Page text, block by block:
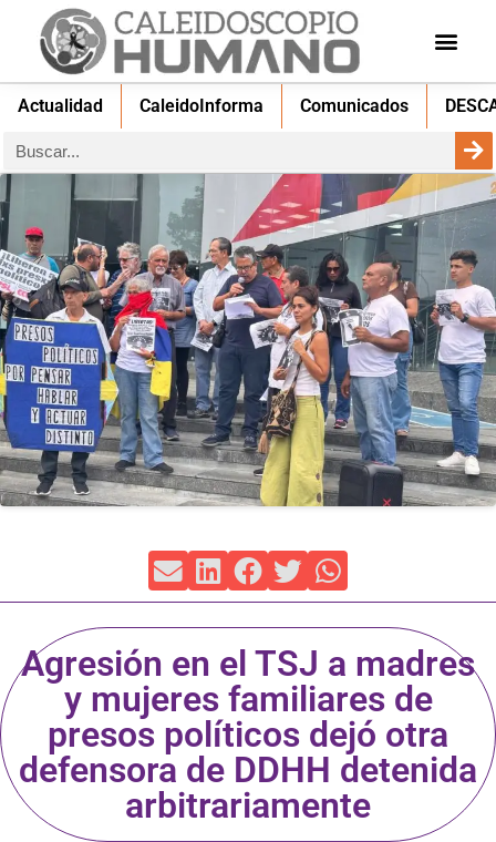
Actualidad CaleidoInforma Comunicados
Agresión en el TSJ a madres
y mujeres familiares de
presos políticos dejó otra
defensora de DDHH detenida
arbitrariamente